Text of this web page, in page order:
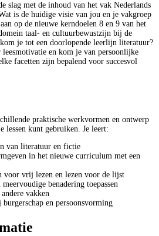
slag met de inhoud van het vak Nederlands
is de huidige visie van jou en je vakgroep
op de nieuwe kerndoelen 8 en 9 van het
taal- en cultuurbewustzijn bij de
je tot een doorlopende leerlijn literatuur?
en kom je van persoonlijke
facetten zijn bepalend voor succesvol
praktische werkvormen en ontwerp
lessen kunt gebruiken. Je leert:
van literatuur en fictie
in het nieuwe curriculum met een
voor vrij lezen en lezen voor de lijst​
benadering toepassen​
vakken
en persoonsvorming